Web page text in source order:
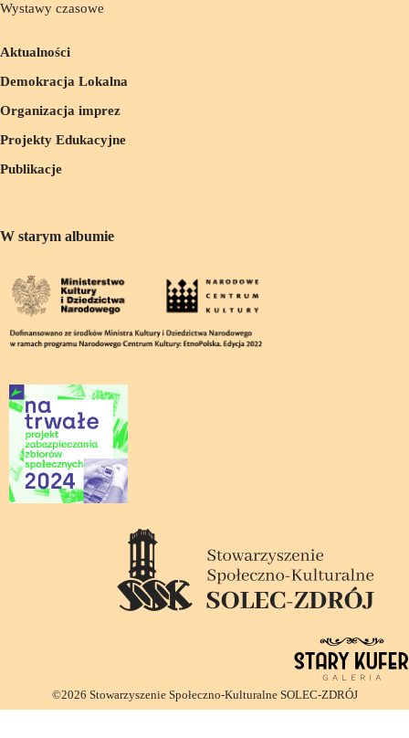
Wystawy czasowe
Aktualności
Demokracja Lokalna
Organizacja imprez
Projekty Edukacyjne
Publikacje
W starym albumie
©2026 Stowarzyszenie Społeczno-Kulturalne SOLEC-ZDRÓJ